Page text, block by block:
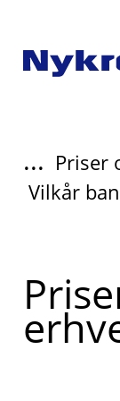
... Priser
Vilkår
Read